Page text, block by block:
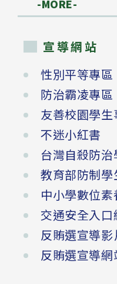
-MORE-
宣導網站
性別平等專區
防治霸凌專區
友善校園學
不迷小紅書
台灣自殺防治
教育部防制
中小學數位
交通安全入口
反賄選宣導影
反賄選宣導網